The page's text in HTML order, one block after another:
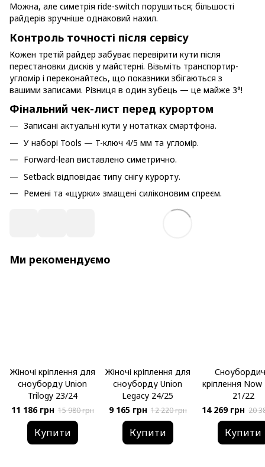
Можна, але симетрія ride-switch порушиться; більшості
райдерів зручніше однаковий нахил.
Контроль точності після сервісу
Кожен третій райдер забуває перевірити кути після
перестановки дисків у майстерні. Візьміть транспортир-
угломір і переконайтесь, що показники збігаються з
вашими записами. Різниця в один зубець — це майже 3°!
Фінальний чек-лист перед курортом
Записані актуальні кути у нотатках смартфона.
У наборі Tools — T-ключ 4/5 мм та угломір.
Forward-lean виставлено симетрично.
Setback відповідає типу снігу курорту.
Ремені та «щурки» змащені силіконовим спреєм.
Ми рекомендуємо
Жіночі кріплення для
сноуборду Union
Trilogy 23/24
11 186 грн 15 980 грн
Купити
Жіночі кріплення для
сноуборду Union
Legacy 24/25
9 165 грн 12 220 грн
Купити
кріплення Now
21/22
14 269 грн 20
Купити